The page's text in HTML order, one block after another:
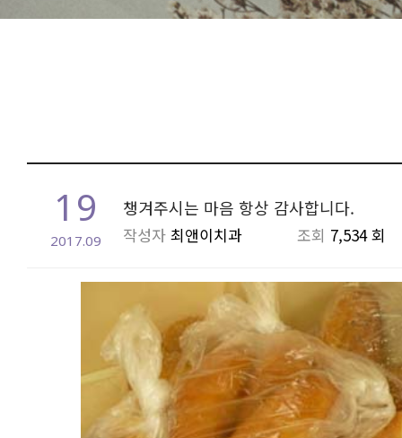
19
2017.09
챙겨주시는 마음 항상 감사합니다.
작성자최앤이치과 조회 7,534 회